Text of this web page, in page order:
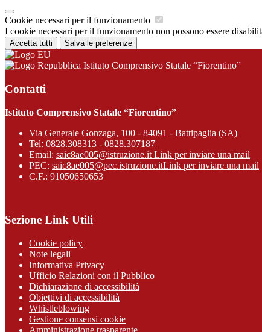
Cookie necessari per il funzionamento
I cookie necessari per il funzionamento non possono essere
Accetta tutti Salva le preferenze
Istituto Comprensivo Statale “Fiorentino”
Contatti
Istituto Comprensivo Statale “Fiorentino”
Via Generale Gonzaga, 100 - 84091 - Battipaglia (SA)
Tel: 0828.308313 - 0828.307187
Email: saic8ae005@istruzione.it Link per inviare una mail
PEC: saic8ae005@pec.istruzione.itLink per inviare una mail
C.F.: 91050650653
Sezione Link Utili
Cookie policy
Note legali
Informativa Privacy
Ufficio Relazioni con il Pubblico
Dichiarazione di accessibilità
Obiettivi di accessibilità
Whistleblowing
Gestione consensi cookie
Amministrazione trasparente